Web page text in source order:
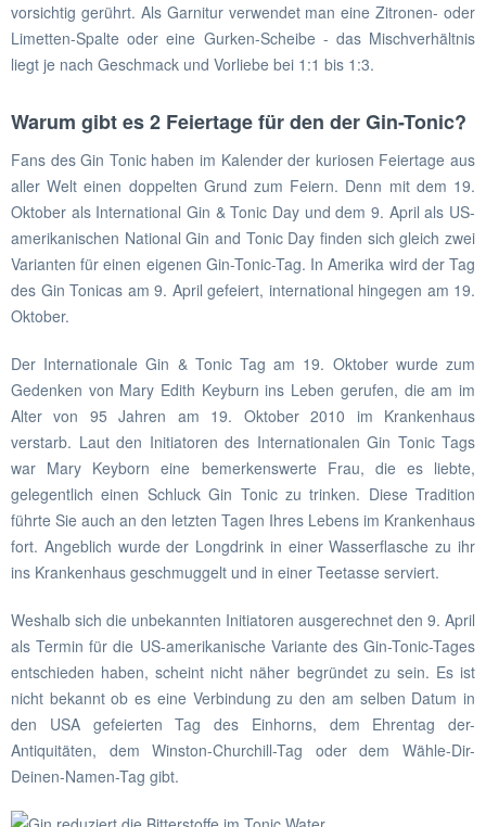
vorsichtig gerührt. Als Garnitur verwendet man eine Zitronen- oder
Limetten-Spalte oder eine Gurken-Scheibe - das Mischverhältnis
liegt je nach Geschmack und Vorliebe bei 1:1 bis 1:3.
Warum gibt es 2 Feiertage für den der Gin-Tonic?
Fans des Gin Tonic haben im Kalender der kuriosen Feiertage aus
aller Welt einen doppelten Grund zum Feiern. Denn mit dem 19.
Oktober als International Gin & Tonic Day und dem 9. April als US-
amerikanischen National Gin and Tonic Day finden sich gleich zwei
Varianten für einen eigenen Gin-Tonic-Tag. In Amerika wird der Tag
des Gin Tonicas am 9. April gefeiert, international hingegen am 19.
Oktober.
Der Internationale Gin & Tonic Tag am 19. Oktober wurde zum
Gedenken von Mary Edith Keyburn ins Leben gerufen, die am im
Alter von 95 Jahren am 19. Oktober 2010 im Krankenhaus
verstarb. Laut den Initiatoren des Internationalen Gin Tonic Tags
war Mary Keyborn eine bemerkenswerte Frau, die es liebte,
gelegentlich einen Schluck Gin Tonic zu trinken. Diese Tradition
führte Sie auch an den letzten Tagen Ihres Lebens im Krankenhaus
fort. Angeblich wurde der Longdrink in einer Wasserflasche zu ihr
ins Krankenhaus geschmuggelt und in einer Teetasse serviert.
Weshalb sich die unbekannten Initiatoren ausgerechnet den 9. April
als Termin für die US-amerikanische Variante des Gin-Tonic-Tages
entschieden haben, scheint nicht näher begründet zu sein. Es ist
nicht bekannt ob es eine Verbindung zu den am selben Datum in
den USA gefeierten Tag des Einhorns, dem Ehrentag der-
Antiquitäten, dem Winston-Churchill-Tag oder dem Wähle-Dir-
Deinen-Namen-Tag gibt.